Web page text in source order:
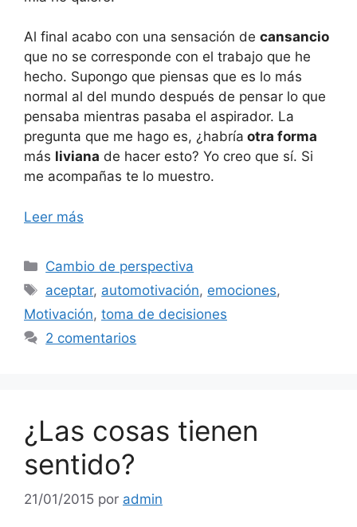
Al final acabo con una sensación de cansancio
que no se corresponde con el trabajo que he
hecho. Supongo que piensas que es lo más
normal al del mundo después de pensar lo que
pensaba mientras pasaba el aspirador. La
pregunta que me hago es, ¿habría otra forma
más liviana de hacer esto? Yo creo que sí. Si
me acompañas te lo muestro.
Leer más
Categorías
Cambio de perspectiva
Etiquetas
aceptar, automotivación, emociones,
Motivación, toma de decisiones
2 comentarios
¿Las cosas tienen
sentido?
21/01/2015 por admin